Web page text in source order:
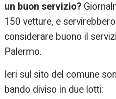
un buon servizio?
150 vetture, e
considerare buono il
Palermo.
Ieri sul sito del comune
bando diviso in due lotti: